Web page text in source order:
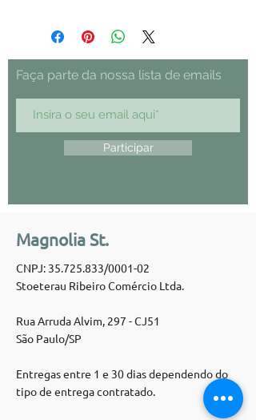
Faça parte da nossa lista de emails
Participar
Magnolia St.
CNPJ: 35.725.833/0001-02
Stoeterau Ribeiro Comércio Ltda.
Rua Arruda Alvim, 297 - CJ51
São Paulo/SP
Entregas entre 1 e 30 dias dependendo do
tipo de entrega contratado.